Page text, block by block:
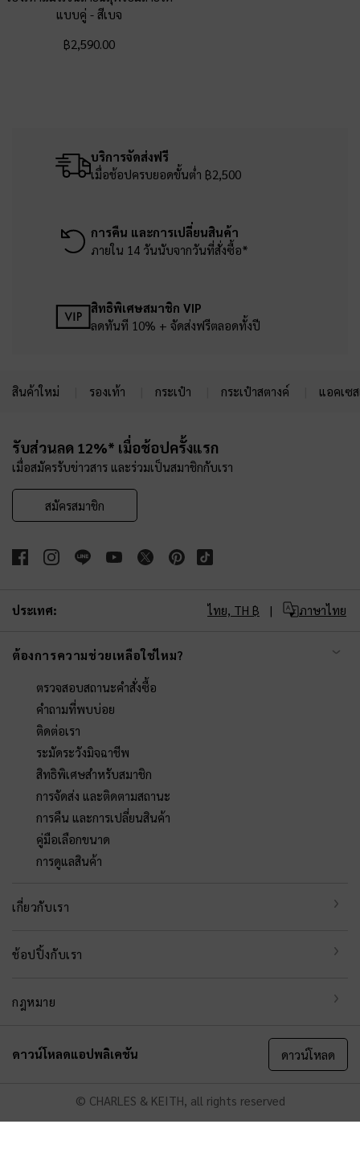
แบบคู่-สีเบจ
฿2,590.00
บริการจัดส่งฟรี
เมื่อช้อปครบยอดขั้นต่ำ ฿2,500
การคืน และการเปลี่ยนสินค้า
ภายใน 14 วันนับจากวันที่สั่งซื้อ*
สิทธิพิเศษสมาชิก VIP
ลดทันที 10% + จัดส่งฟรีตลอดทั้งปี
สินค้าใหม่ รองเท้า กระเป๋า กระเป๋าสตางค์ แอคเซ
รับส่วนลด 12%* เมื่อช้อปครั้งแรก
เมื่อสมัครรับข่าวสาร และร่วมเป็นสมาชิกกับเรา
สมัครสมาชิก
ประเทศ: ไทย, TH ฿ ภาษาไทย
ต้องการความช่วยเหลือใช่ไหม?
ตรวจสอบสถานะคำสั่งซื้อ
คำถามที่พบบ่อย
ติดต่อเรา
ระมัดระวังมิจฉาชีพ
สิทธิพิเศษสำหรับสมาชิก
การจัดส่ง และติดตามสถานะ
การคืน และการเปลี่ยนสินค้า
คู่มือเลือกขนาด
การดูแลสินค้า
เกี่ยวกับเรา
ช้อปปิ้งกับเรา
กฎหมาย
ดาวน์โหลดแอปพลิเคชัน ดาวน์โหลด
© CHARLES & KEITH, all rights reserved